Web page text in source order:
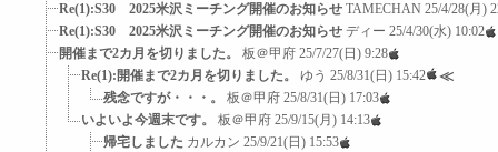
Re(1):S30 2025米沢ミーチング開催のお知らせ TAMECHAN 25/4/28(月)
Re(1):S30 2025米沢ミーチング開催のお知らせ ディー 25/4/30(水) 10:02
開催まで2カ月を切りました。
板＠甲府 25/7/27(日) 9:28
Re(1):開催まで2カ月を切りました。
ゆう 25/8/31(日) 15:42 ≪
残念ですが・・・。 板＠甲府 25/8/31(日) 17:03
いよいよ今週末です。
板＠甲府 25/9/15(月) 14:13
帰宅しました カルカン 25/9/21(日) 15:53